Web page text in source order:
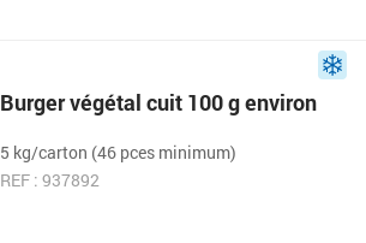
Burger végétal cuit 100 g environ
5 kg/carton (46 pces minimum)
REF : 937892